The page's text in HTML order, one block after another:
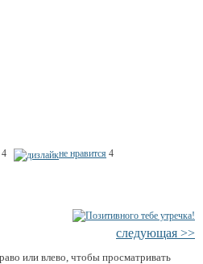
4 не нравится 4
следующая >>
или влево, чтобы просматривать